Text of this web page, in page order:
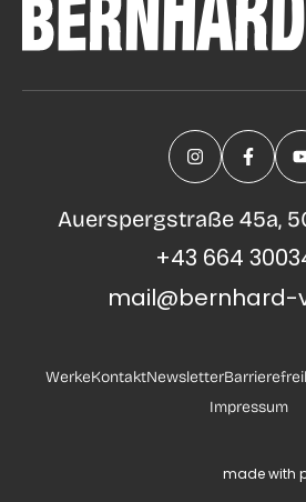
Auerspergstraße 45a,
+43 664
mail@bernhard-
WerkeKontaktNewsletter
Impressum
made with